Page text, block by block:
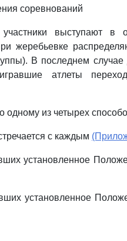
соревнований
выступают в
жеребьевке
В последнем
атлеты
одному из четырех
с каждым
установленное
установленное